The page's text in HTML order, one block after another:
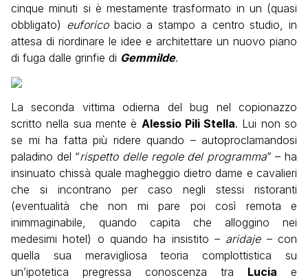
cinque minuti si è mestamente trasformato in un (quasi
obbligato) euforicobacio a stampo a centro studio, in
attesa di riordinare le idee e architettare un nuovo piano
di fuga dalle grinfie di Gemmilde.
La seconda vittima odierna del bug nel copionazzo
scritto nella sua mente è Alessio Pili Stella. Lui non so
se mi ha fatta più ridere quando – autoproclamandosi
paladino del “rispetto delle regole del programma” – ha
insinuato chissà quale magheggio dietro dame e cavalieri
che si incontrano per caso negli stessi ristoranti
(eventualità che non mi pare poi così remota e
inimmaginabile, quando capita che alloggino nei
medesimi hotel) o quando ha insistito – aridaje– con
quella sua meravigliosa teoria complottistica su
un’ipotetica pregressa conoscenza tra Lucia e